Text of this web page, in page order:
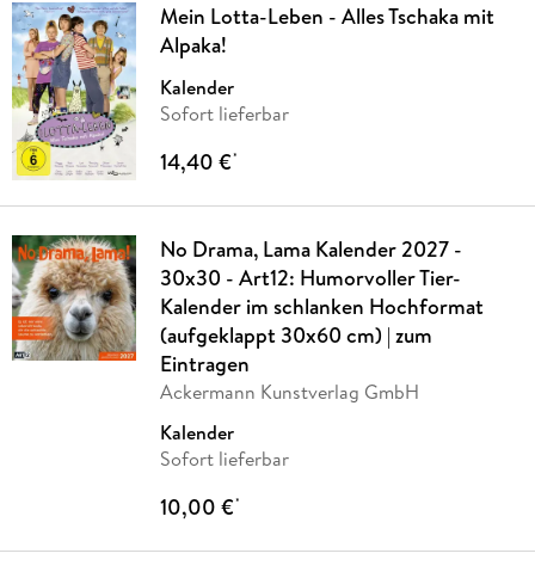
Mein Lotta-Leben - Alles Tschaka mit
Alpaka!
Kalender
Sofort lieferbar
14,40 €*
No Drama, Lama Kalender 2027 -
30x30 - Art12: Humorvoller Tier-
Kalender im schlanken Hochformat
(aufgeklappt 30x60 cm) | zum
Eintragen
Ackermann Kunstverlag GmbH
Kalender
Sofort lieferbar
10,00 €*